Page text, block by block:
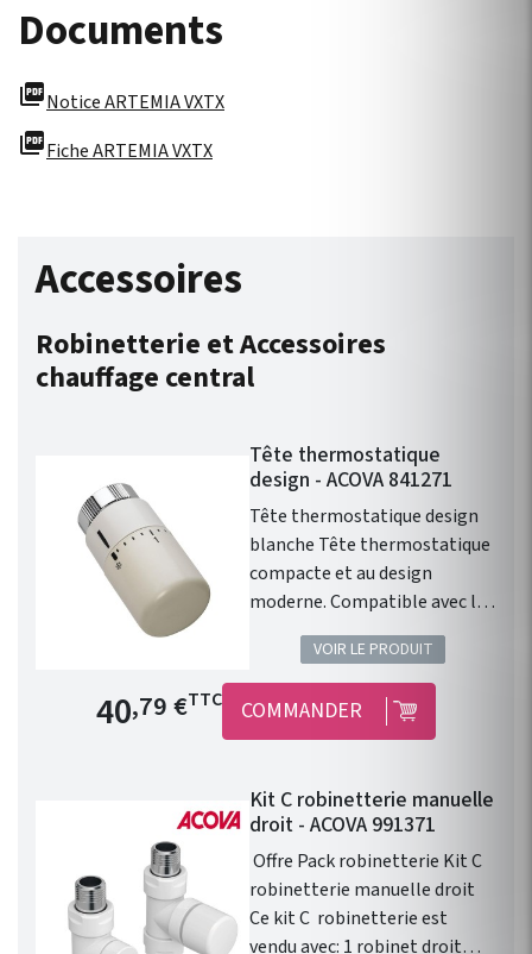
Documents
picture_as_pdfNotice ARTEMIA VXTX
picture_as_pdfFiche ARTEMIA VXTX
Accessoires
Robinetterie et Accessoires
chauffage central
Tête thermostatique
design - ACOVA 841271
Tête thermostatique design
blanche Tête thermostatique
compacte et au design
moderne. Compatible avec les
radiateurs eau chaude ACOVA.
Type de raccord : M30 x1,5.
Finition : Blanc. 46 Couleurs en
option. Cette tête
thermostatique design
avec précision de la
température d'un radiateur ou
d'un sèche serviette à eau
chaude.
VOIR LE PRODUIT
Prix de base
40,79 €TTC COMMANDER
Kit C robinetterie manuelle
droit - ACOVA 991371
Offre Pack robinetterie Kit C
robinetterie manuelle droit
Ce kit C robinetterie est
vendu avec: 1 robinet droit